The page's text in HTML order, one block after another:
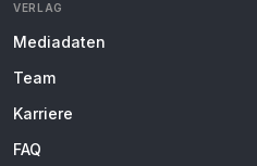
VERLAG
Mediadaten
Team
Karriere
FAQ